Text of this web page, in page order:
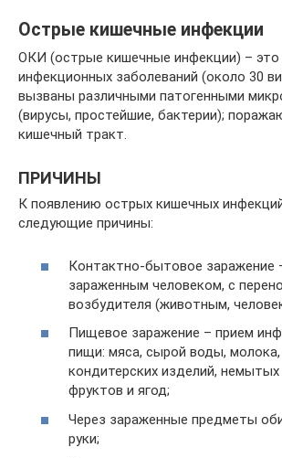
Острые кишечные инфекции
ОКИ (острые кишечные инфекции) – это
инфекционных заболеваний (около 30
вызваны различными патогенными
(вирусы, простейшие, бактерии);
кишечный тракт.
ПРИЧИНЫ
К появлению острых кишечных
следующие причины:
Контактно-бытовое заражение
зараженным человеком, с
возбудителя (животным,
Пищевое заражение – прием
пищи: мяса, сырой воды,
кондитерских изделий,
фруктов и ягод;
Через зараженные предметы
руки;